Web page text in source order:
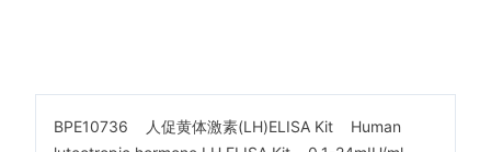
BPE10736 人促黄体激素(LH)ELISA Kit Human